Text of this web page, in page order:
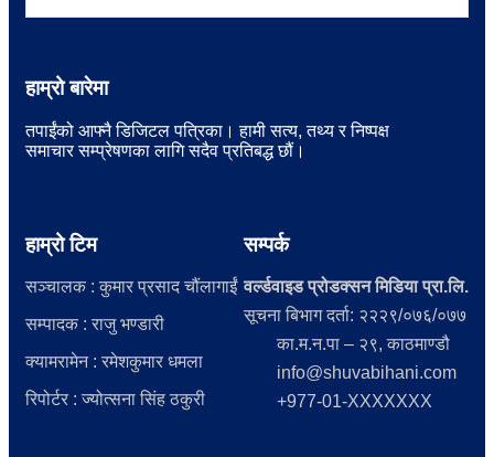
हाम्रो बारेमा
तपाईंको आफ्नै डिजिटल पत्रिका। हामी सत्य, तथ्य र निष्पक्ष
समाचार सम्प्रेषणका लागि सदैव प्रतिबद्ध छौं।
हाम्रो टिम
सञ्चालक : कुमार प्रसाद चौंलागाईं
सम्पादक : राजु भण्डारी
क्यामरामेन : रमेशकुमार धमला
रिपोर्टर : ज्योत्सना सिंह ठकुरी
सम्पर्क
वर्ल्डवाइड प्रोडक्सन मिडिया प्रा.लि.
सूचना बिभाग दर्ता: २२२९/०७६/०७७
का.म.न.पा – २९, काठमाण्डौ
info@shuvabihani.com
+977-01-XXXXXXX